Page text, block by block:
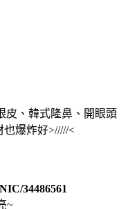
皮、韓式隆鼻、開眼頭
爆炸好>/////<
34486561
~